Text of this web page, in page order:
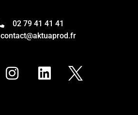
02 79 41 41 41
contact@aktuaprod.fr